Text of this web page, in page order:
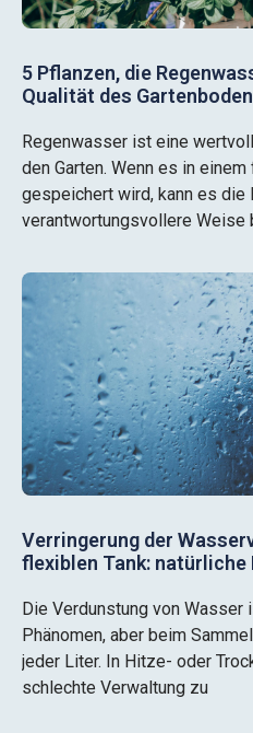
5 Pflanzen, die
Qualität des
Regenwasser ist eine
den Garten. Wenn es in
gespeichert wird, kann es die
verantwortungsvollere Weise
Verringerung der
flexiblen Tank: natürliche
Die Verdunstung von Wasser
Phänomen, aber beim
jeder Liter. In Hitze- oder
schlechte Verwaltung zu